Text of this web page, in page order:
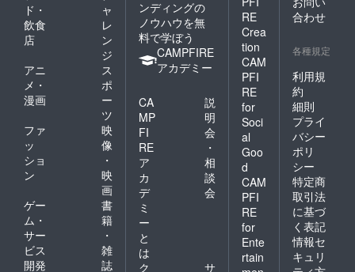
ド・
飲食
店
ャ
レ
ン
ジ
アニ
メ・
漫画
ス
ポ
ー
ツ
ファ
ッ
ショ
ン
映
像
・
映
画
ゲー
ム・
サー
ビス
開発
書
籍
・
雑
誌
ンディングの
ノウハウを無
料で学ぼう
CAMPFIRE
アカデミー
CA
MP
FI
RE
ア
カ
デ
ミ
ー
と
は
説
明
会
・
相
談
会
ク
サ
RE
Crea
tion
CAM
PFI
RE
for
Soci
al
Goo
d
CAM
PFI
RE
for
Ente
rtain
合わせ
各種規定
利用規
約
細則
プライ
バシー
ポリ
シー
特定商
取引法
に基づ
く表記
情報セ
キュリ